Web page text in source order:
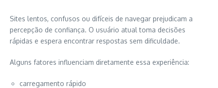
Sites lentos, confusos ou difíceis de navegar prejudicam a
percepção de confiança. O usuário atual toma decisões
rápidas e espera encontrar respostas sem dificuldade.
Alguns fatores influenciam diretamente essa experiência:
carregamento rápido